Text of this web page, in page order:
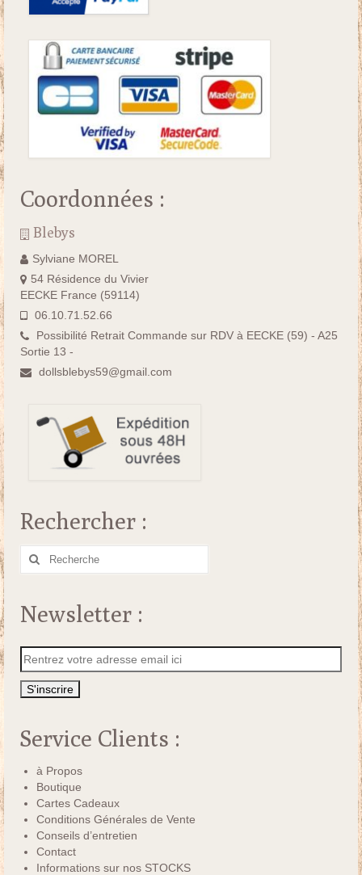
Coordonnées :
Blebys
Sylviane MOREL
54 Résidence du Vivier
EECKE France (59114)
06.10.71.52.66
Possibilité Retrait Commande sur RDV à EECKE (59) - A25
Sortie 13 -
dollsblebys59@gmail.com
Rechercher :
Rechercher
Newsletter :
Service Clients :
à Propos
Boutique
Cartes Cadeaux
Conditions Générales de Vente
Conseils d’entretien
Contact
Informations sur nos STOCKS